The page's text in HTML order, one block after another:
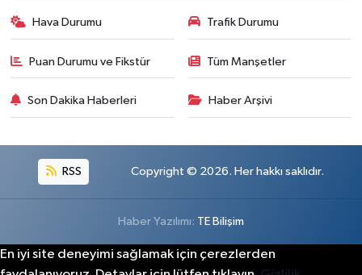
Hava Durumu Trafik Durumu
Puan Durumu ve Fikstür Tüm Manşetler
Son Dakika Haberleri Haber Arşivi
RSS Copyright © 2026. Her hakkı saklıdır.
Haber Yazılımı: TE Bilişim
En iyi site deneyimi sağlamak için çerezlerden